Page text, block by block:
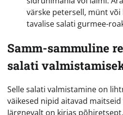
värske petersell, münt
tavalise salati gurmee-
Samm-sammuline
salati
Selle salati valmistamine on
väikesed nipid aitavad
Järgnevalt on kirjas